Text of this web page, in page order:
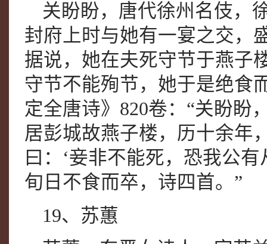
关盼盼，唐代徐州名伎，
封府上时与她有一宴之交，
据说，她在夫死守节于燕子
守节不能殉节，她于是绝食
定全唐诗》820卷：“关盼盼
居彭城故燕子楼，历十余年
曰：‘妾非不能死，恐我公
旬日不食而卒，诗四首。”
19、苏蕙